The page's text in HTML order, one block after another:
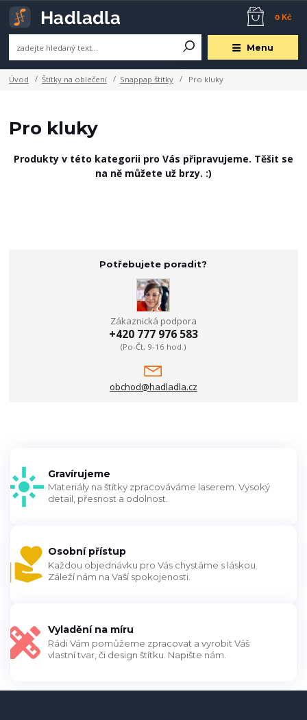
Menu
0 Kč
Úvod Štítky na oblečení Snappap štítky Pro kluky
Pro kluky
Produkty v této kategorii pro Vás připravujeme. Těšit se
na ně můžete už brzy. :)
Potřebujete poradit?
Zákaznická podpora
+420 777 976 583
(Po-Čt, 9-16 hod.)
obchod@hadladla.cz
Gravírujeme
Materiály na štítky zpracováváme laserem. Vysoký
detail, přesnost a odolnost.
Osobní přístup
Každou objednávku pro Vás chystáme s láskou.
Záleží nám na Vaší spokojenosti.
Vyladění na míru
Rádi Vám pomůžeme zpracovat a vyrobit Váš
vlastní tvar, či design štítku. Napište nám.